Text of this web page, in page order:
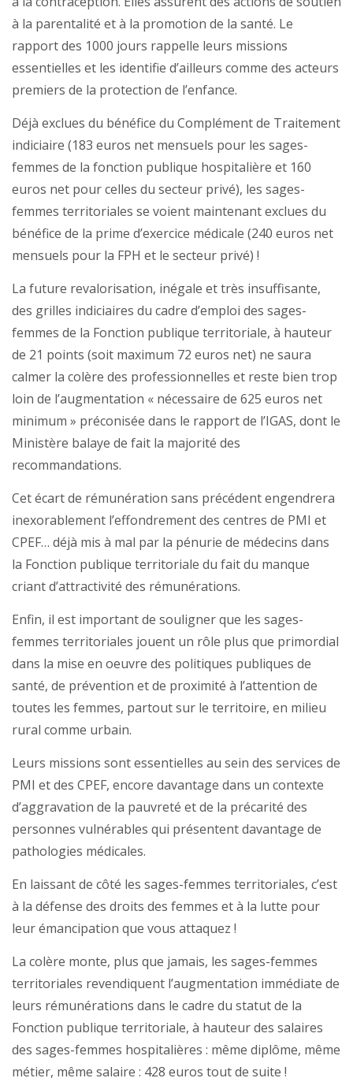
à la parentalité et à la promotion de la santé. Le
rapport des 1000 jours rappelle leurs missions
essentielles et les identifie d’ailleurs comme des acteurs
premiers de la protection de l’enfance.
Déjà exclues du bénéfice du Complément de Traitement
indiciaire (183 euros net mensuels pour les sages-
femmes de la fonction publique hospitalière et 160
euros net pour celles du secteur privé), les sages-
femmes territoriales se voient maintenant exclues du
bénéfice de la prime d’exercice médicale (240 euros net
mensuels pour la FPH et le secteur privé) !
La future revalorisation, inégale et très insuffisante,
des grilles indiciaires du cadre d’emploi des sages-
femmes de la Fonction publique territoriale, à hauteur
de 21 points (soit maximum 72 euros net) ne saura
calmer la colère des professionnelles et reste bien trop
loin de l’augmentation « nécessaire de 625 euros net
minimum » préconisée dans le rapport de l’IGAS, dont le
Ministère balaye de fait la majorité des
recommandations.
Cet écart de rémunération sans précédent engendrera
inexorablement l’effondrement des centres de PMI et
CPEF… déjà mis à mal par la pénurie de médecins dans
la Fonction publique territoriale du fait du manque
criant d’attractivité des rémunérations.
Enfin, il est important de souligner que les sages-
femmes territoriales jouent un rôle plus que primordial
dans la mise en oeuvre des politiques publiques de
santé, de prévention et de proximité à l’attention de
toutes les femmes, partout sur le territoire, en milieu
rural comme urbain.
Leurs missions sont essentielles au sein des services de
PMI et des CPEF, encore davantage dans un contexte
d’aggravation de la pauvreté et de la précarité des
personnes vulnérables qui présentent davantage de
pathologies médicales.
En laissant de côté les sages-femmes territoriales, c’est
à la défense des droits des femmes et à la lutte pour
leur émancipation que vous attaquez !
La colère monte, plus que jamais, les sages-femmes
territoriales revendiquent l’augmentation immédiate de
leurs rémunérations dans le cadre du statut de la
Fonction publique territoriale, à hauteur des salaires
des sages-femmes hospitalières : même diplôme, même
métier, même salaire : 428 euros tout de suite !